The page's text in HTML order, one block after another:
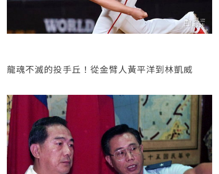
龍魂不滅的投手丘！從金臂人黃平洋到林凱威